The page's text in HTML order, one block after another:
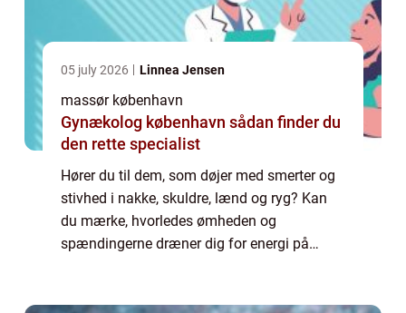
05 july 2026 Linnea Jensen
massør københavn
Gynækolog københavn sådan finder du
den rette specialist
Hører du til dem, som døjer med smerter og
stivhed i nakke, skuldre, lænd og ryg? Kan
du mærke, hvorledes ømheden og
spændingerne dræner dig for energi på